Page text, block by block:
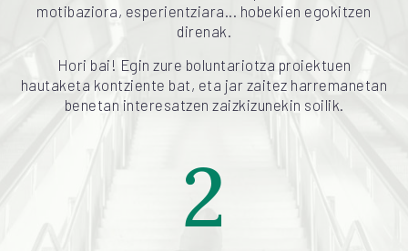
motibaziora, esperientziara... hobekien egokitzen
direnak.
Hori bai! Egin zure boluntariotza proiektuen
hautaketa kontziente bat, eta jar zaitez harremanetan
benetan interesatzen zaizkizunekin soilik.
2